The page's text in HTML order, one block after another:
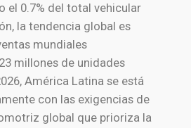
el 0.7% del total vehicular
la tendencia global es
mundiales
millones de unidades
América Latina se está
con las exigencias de
global que prioriza la